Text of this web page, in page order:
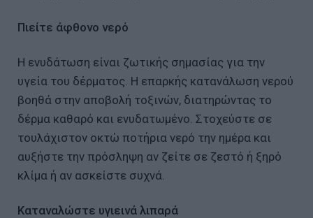
Πιείτε άφθονο νερό
Η ενυδάτωση είναι ζωτικής σημασίας για την
υγεία του δέρματος. Η επαρκής κατανάλωση νερού
βοηθά στην αποβολή τοξινών, διατηρώντας το
δέρμα καθαρό και ενυδατωμένο. Στοχεύστε σε
τουλάχιστον οκτώ ποτήρια νερό την ημέρα και
αυξήστε την πρόσληψη αν ζείτε σε ζεστό ή ξηρό
κλίμα ή αν ασκείστε συχνά.
Καταναλώστε υγιεινά λιπαρά